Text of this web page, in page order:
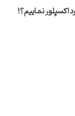
اکسپلور نماییم؟!